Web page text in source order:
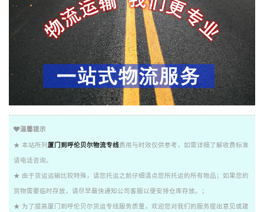
温馨提示
★ 本站所列 厦门到呼伦贝尔物流专线费用与时效仅供参考，如需详细了解收费标准
请电话咨询。
★ 由于货运运输比较特殊，请您托运之前仔细清点您所托运的所有物品；如果您的
货物需要临时存放，请尽早最快通知公司客服以便安排仓库存放。；
★ 为了提高厦门到呼伦贝尔货运专线服务质量，欢迎您对我们的服务提出意见或建